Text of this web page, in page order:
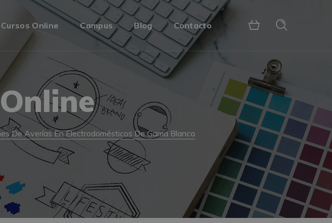
Cursos Online Campus Blog Contacto
De Averías En Electrodomésticos De Gama Blanca